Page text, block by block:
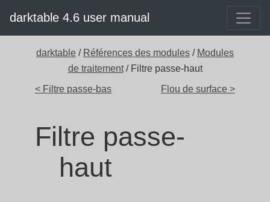
darktable 4.6 user manual
darktable / Références des modules / Modules
de traitement/ Filtre passe-haut
< Filtre passe-bas
Flou de surface >
Filtre passe-
haut